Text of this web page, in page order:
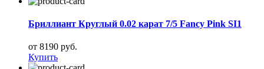
Бриллиант Круглый 0.02 карат 7/5 Fancy Pink SI1
от 8190 руб.
Купить